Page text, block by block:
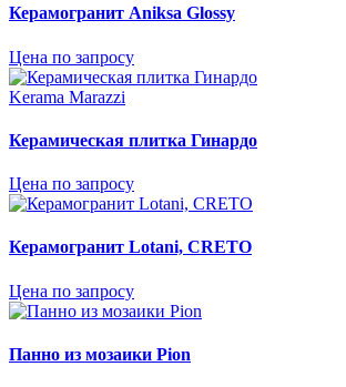
Керамогранит Aniksa Glossy
Цена по запросу
Kerama Marazzi
Керамическая плитка Гинардо
Цена по запросу
Керамогранит Lotani, CRETO
Цена по запросу
Панно из мозаики Pion